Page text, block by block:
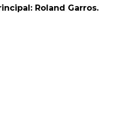
Roland Garros.